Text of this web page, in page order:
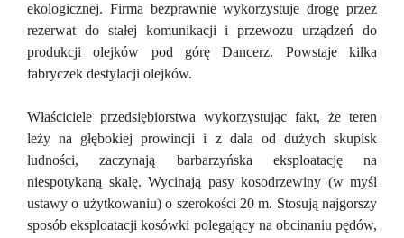
ekologicznej. Firma bezprawnie wykorzystuje drogę przez
rezerwat do stałej komunikacji i przewozu urządzeń do
produkcji olejków pod górę Dancerz. Powstaje kilka
fabryczek destylacji olejków.
Właściciele przedsiębiorstwa wykorzystując fakt, że teren
leży na głębokiej prowincji i z dala od dużych skupisk
ludności, zaczynają barbarzyńska eksploatację na
niespotykaną skalę. Wycinają pasy kosodrzewiny (w myśl
ustawy o użytkowaniu) o szerokości 20 m. Stosują najgorszy
sposób eksploatacji kosówki polegający na obcinaniu pędów,